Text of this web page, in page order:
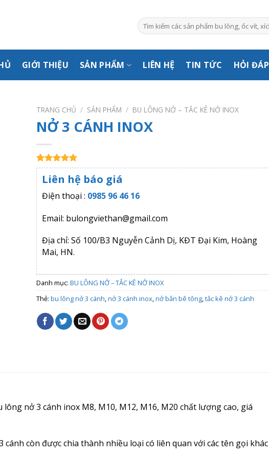
Tìm
kiếm:
GIỚI THIỆU SẢN PHẨM LIÊN HỆ TIN TỨC HỎI ĐÁP
TRANG CHỦ / SẢN PHẨM / BU LÔNG NỞ – TẮC KÊ NỞ INOX
NỞ 3 CÁNH INOX
5.00trên 5
dựa trên
1
đánh giá
Liên hệ báo giá
Điện thoại : 0985 96 46 16
Email: bulongviethan@gmail.com
Địa chỉ: Số 100/B3 Nguyễn Cảnh Dị, KĐT Đại Kim, Hoàng
Mai, HN.
Danh mục: BU LÔNG NỞ – TẮC KÊ NỞ INOX
Thẻ: bu lông nở 3 cánh,nở 3 cánh inox,nở bắn bê tông,tắc kê nở 3 cánh
nở 3 cánh inox M8, M10, M12, M16, M20 chất lượng cao, giá
còn được chia thành nhiều loại có liên quan với các tên gọi khác